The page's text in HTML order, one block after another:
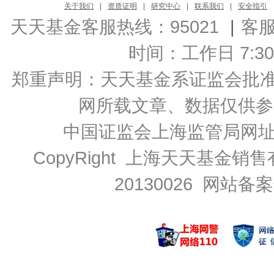
关于我们 资质证明 研究中心 联系我们 安全指引
天天基金客服热线：95021 | 客
时间：工作日
郑重声明： 天天基金系证监会批
网所载文章、数据仅供
中国证监会上海监管局网
CopyRight 上海天天基金销
20130026 网站备